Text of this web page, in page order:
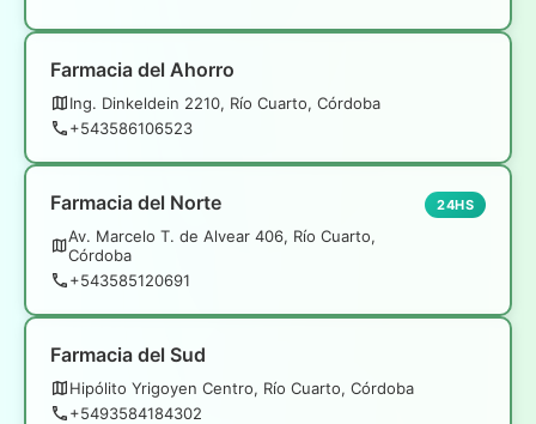
Farmacia del Ahorro
Ing. Dinkeldein 2210, Río Cuarto, Córdoba
+543586106523
Farmacia del Norte
Av. Marcelo T. de Alvear 406, Río Cuarto,
Córdoba
+543585120691
24HS
Farmacia del Sud
Hipólito Yrigoyen Centro, Río Cuarto, Córdoba
+5493584184302